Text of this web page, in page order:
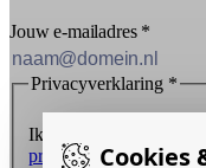
Cookies
Jouw e-mailadres *
Privacyverklaring *
Ik ontvang graag de
privacyverklaring.